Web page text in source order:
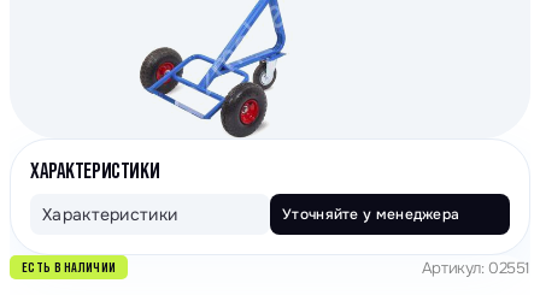
ХАРАКТЕРИСТИКИ
Характеристики Уточняйте у менеджера
ЕСТЬ В НАЛИЧИИ Артикул: 02551